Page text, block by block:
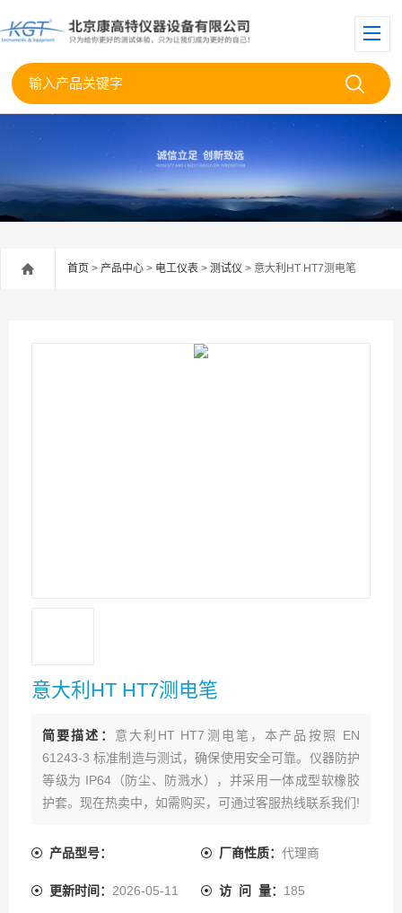
首页 > 产品中心 > 电工仪表 > 测试仪 > 意大利HT HT7测电笔
意大利HT HT7测电笔
简要描述： 意大利HT HT7测电笔，本产品按照 EN
61243-3 标准制造与测试，确保使用安全可靠。仪器防护
等级为 IP64（防尘、防溅水），并采用一体成型软橡胶
护套。现在热卖中，如需购买，可通过客服热线联系我们!
产品型号： 厂商性质： 代理商
更新时间： 2026-05-11 访 问 量： 185